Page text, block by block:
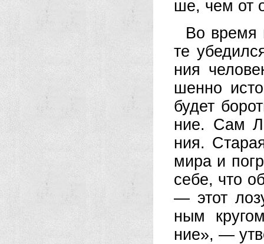
ше, чем от
Во вре­мя
те
ния
шен­но
бу­дет
ние. Сам
ния.
ми­ра и
се­бе, что
— этот
ным
ние», —